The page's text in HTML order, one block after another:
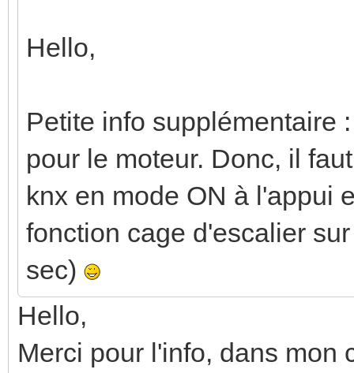
Hello,
Petite info supplémentaire
pour le moteur. Donc, il
knx en mode ON à l'appui
fonction cage d'escalier
sec)
Hello,
Merci pour l'info, dans mon